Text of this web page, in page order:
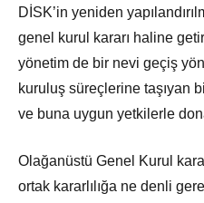
DİSK’in yeniden
genel kurul kararı haline
yönetim de bir nevi geçiş
kuruluş süreçlerine taşıyan
ve buna uygun yetkilerle
Olağanüstü Genel Kurul
ortak kararlılığa ne denli